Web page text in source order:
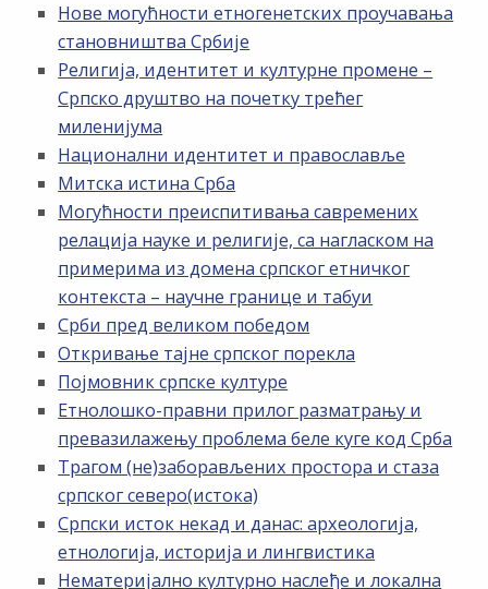
Нове могућности етногенетских проучавања
становништва Србије
Религија, идентитет и културне промене –
Српско друштво на почетку трећег
миленијума
Национални идентитет и православље
Митска истина Срба
Могућности преиспитивања савремених
релација науке и религије, са нагласком на
примерима из домена српског етничког
контекста – научне границе и табуи
Срби пред великом победом
Откривање тајне српског порекла
Појмовник српске културе
Етнолошко-правни прилог разматрању и
превазилажењу проблема беле куге код Срба
Трагом (не)заборављених простора и стаза
српског северо(истока)
Српски исток некад и данас: археологија,
етнологија, историја и лингвистика
Нематеријално културно наслеђе и локална